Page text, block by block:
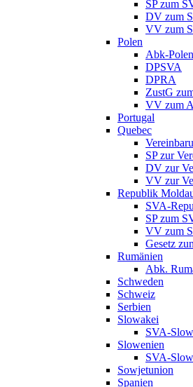
SP zum
DV zum
VV zum
Polen
Abk-
DPSVA
DPRA
ZustG
VV zum
Portugal
Quebec
SP zur
DV zur
VV zur
Republik
SVA-
SP zum
VV zum
Gesetz
Rumänien
Abk.
Schweden
Schweiz
Serbien
Slowakei
SVA-
Slowenien
SVA-
Sowjetunion
Spanien